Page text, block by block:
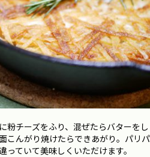
粉チーズをふり、混ぜたらバターをし
こんがり焼けたらできあがり。パリパ
ていて美味しくいただけます。